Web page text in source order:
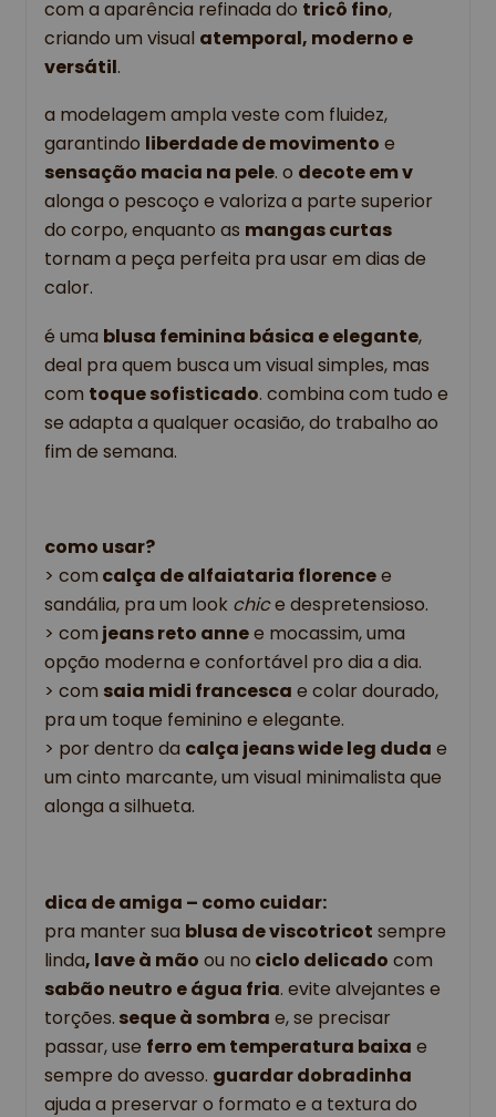
com a aparência refinada do tricô fino,
criando um visual atemporal, moderno e
versátil.
a modelagem ampla veste com fluidez,
garantindo liberdade de movimento
sensação macia na pele. o decote em v
alonga o pescoço e valoriza a parte superior
do corpo, enquanto as
tornam a peça perfeita pra usar em dias de
calor.
é uma blusa feminina básica e elegante,
deal pra quem busca um visual simples, mas
com toque sofisticado. combina com tudo e
se adapta a qualquer ocasião, do trabalho ao
fim de semana.
como usar?
> com calça de alfaiataria florence e
sandália, pra um look chic e despretensioso.
> com jeans reto anne e mocassim, uma
opção moderna e confortável pro dia a dia.
> com saia midi francesca e colar dourado,
pra um toque feminino e elegante.
> por dentro da calça jeans wide leg duda e
um cinto marcante, um visual minimalista que
alonga a silhueta.
dica de amiga – como cuidar:
pra manter sua blusa de viscotricot sempre
linda, lave à mão ou no ciclo delicado com
sabão neutro e água fria. evite alvejantes e
torções. seque à sombra e, se precisar
passar, use ferro em temperatura baixa e
sempre do avesso. guardar dobradinha
ajuda a preservar o formato e a textura do